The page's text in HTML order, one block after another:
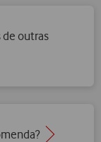
de outras